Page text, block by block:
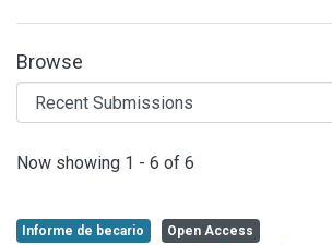
Browse
Recent Submissions
Now showing 1 - 6 of 6
Informe de becario Open Access